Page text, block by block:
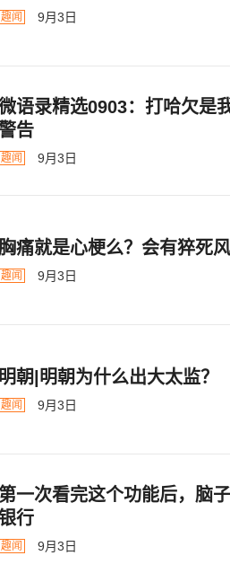
趣闻 9月3日
语录精选0903：打哈欠是
告
趣闻 9月3日
胸痛就是心梗么？会有猝死风
趣闻 9月3日
明朝|明朝为什么出大太监？ ​​​
趣闻 9月3日
一次看完这个功能后，脑
行
趣闻 9月3日